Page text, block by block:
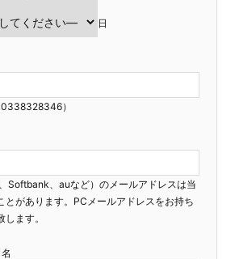
日
）
Softbank、auなど）のメールアドレスは当
とがあります。PCメールアドレスをお持ち
ます。